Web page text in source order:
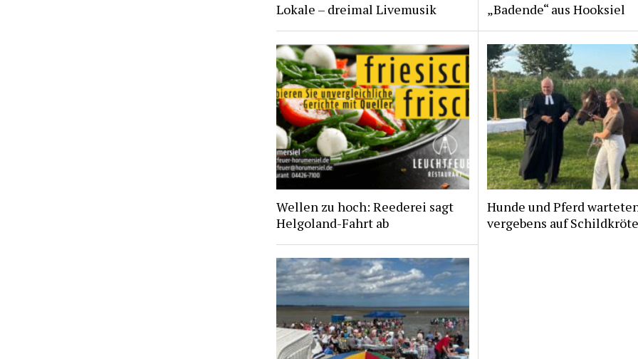
Lokale – dreimal Livemusik
„Badende“ aus Hooksiel
Wellen zu hoch: Reederei sagt
Helgoland-Fahrt ab
Hunde und Pferd
vergebens auf Schildkröte